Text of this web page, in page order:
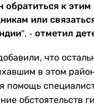
обратиться к этим
или
- отметил
что
в этом
помощь
обстоятельств